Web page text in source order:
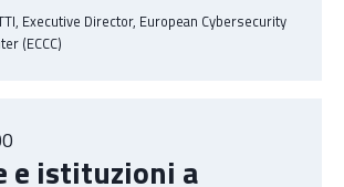
Executive Director, European Cybersecurity
(ECCC)
e istituzioni a